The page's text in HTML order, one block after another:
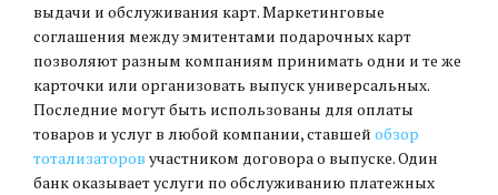
выдачи и обслуживания карт. Маркетинговые
соглашения между эмитентами подарочных карт
позволяют разным компаниям принимать одни и те же
карточки или организовать выпуск универсальных.
Последние могут быть использованы для оплаты
товаров и услуг в любой компании, ставшей обзор
тотализаторов участником договора о выпуске. Один
банк оказывает услуги по обслуживанию платежных